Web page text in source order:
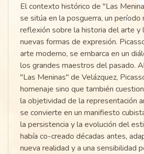
El contexto histórico de "Las
se sitúa en la posguerra, un período
reflexión sobre la historia del arte y
nuevas formas de expresión.
arte moderno, se embarca en un
los grandes maestros del pasado.
"Las Meninas" de Velázquez,
homenaje sino que también
la objetividad de la representación
se convierte en un manifiesto
la persistencia y la evolución del
había co-creado décadas antes,
nueva realidad y a una sensibilidad